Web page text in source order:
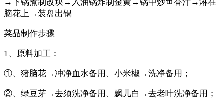
→下锅煮制改块→入油锅炸制金黄→锅中炒鱼香汁→淋在
脑花上→装盘出锅
菜品制作步骤
1、原料加工：
①、猪脑花→冲净血水备用、小米椒→洗净备用；
②、绿豆芽→去须洗净备用、飘儿白→去老叶洗净备用；